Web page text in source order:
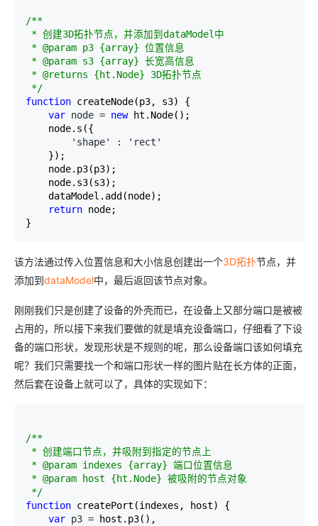
/**
* 创建3D拓扑节点，并添加到dataModel中
* @param p3 {array} 位置信息
* @param s3 {array} 长宽高信息
* @returns {ht.Node} 3D拓扑节点
*/
function createNode(p3, s3) {
var node = new ht.Node();
    node.s({
'shape' : 'rect'
    });
    node.p3(p3);
    node.s3(s3);
    dataModel.add(node);
return node;
}
该方法通过传入位置信息和大小信息创建出一个3D拓扑节点，并
添加到dataModel中，最后返回该节点对象。
刚刚我们只是创建了设备的外壳而已，在设备上又部分端口是被被
占用的，所以接下来我们要做的就是填充设备端口，仔细看了下设
备的端口形状，发现形状是不规则的呢，那么设备端口该如何填充
呢？我们只需要找一个和端口形状一样的图片贴在长方体的正面，
然后套在设备上就可以了，具体的实现如下：
/**
* 创建端口节点，并吸附到指定的节点上
* @param indexes {array} 端口位置信息
* @param host {ht.Node} 被吸附的节点对象
*/
function createPort(indexes, host) {
var p3 = host.p3(),